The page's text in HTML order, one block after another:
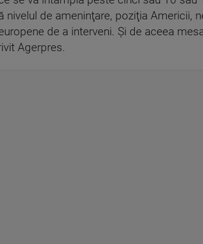
nivelul de ameninţare, poziţia Americii,
de a interveni. Şi de aceea
Agerpres.